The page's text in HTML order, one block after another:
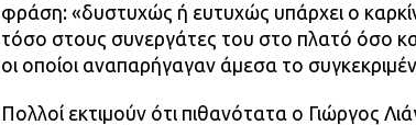
φράση: «δυστυχώς ή ευτυχώς υπάρχει ο
τόσο στους συνεργάτες του στο πλατό όσο
οι οποίοι αναπαρήγαγαν άμεσα το
Πολλοί εκτιμούν ότι πιθανότατα ο Γιώργος